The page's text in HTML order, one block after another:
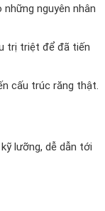
nguyên nhân
trị triệt để đã tiến
cấu trúc răng thật.
lưỡng, dễ dẫn tới